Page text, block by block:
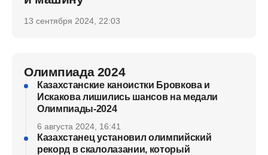
13 сентября 2024, 22:03
Олимпиада 2024
Казахстанские каноистки Бровкова и
Искакова лишились шансов на медали
Олимпиады-2024
6 августа 2024, 16:41
Казахстанец установил олимпийский
рекорд в скалолазании, который